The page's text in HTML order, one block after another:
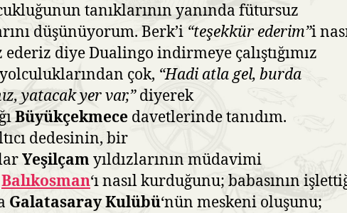
tanıklarının yanında fütursuz
düşünüyorum. Berk’i “teşekkür ederim”i
diye Dualingo indirmeye çalıştığımız
çok, “Hadi atla gel, burda
yatacak yer var,”diyerek
Büyükçekmece davetlerinde tanıdım.
dedesinin, bir
Yeşilçamyıldızlarının müdavimi
Balıkosman‘ı nasıl kurduğunu; babasının
Galatasaray Kulübü‘nün meskeni oluşunu;